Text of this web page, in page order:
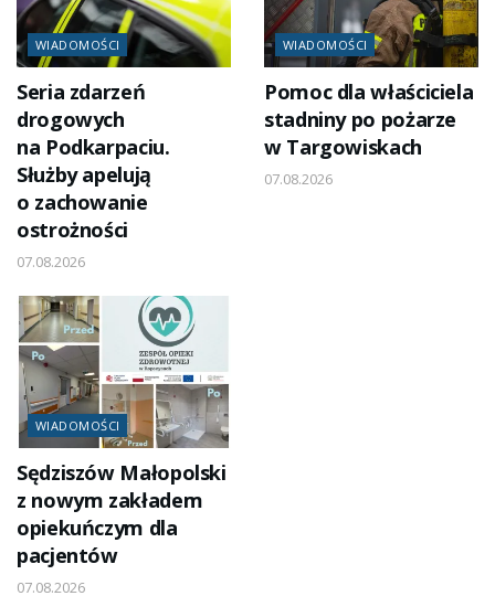
WIADOMOŚCI
Seria zdarzeń
drogowych
na Podkarpaciu.
Służby apelują
o zachowanie
ostrożności
07.08.2026
WIADOMOŚCI
Pomoc dla właściciela
stadniny po pożarze
w Targowiskach
07.08.2026
WIADOMOŚCI
Sędziszów Małopolski
z nowym zakładem
opiekuńczym dla
pacjentów
07.08.2026